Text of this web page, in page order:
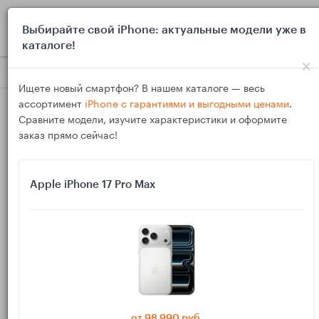
Блог Обзоры MacBook Air на M4 против MacBook Air на
25
MacBook Air на M4 против MacBook Air на Intel
Выбирайте свой iPhone: актуальные модели уже в
каталоге!
×
Ищете новый смартфон? В нашем каталоге — весь
ассортимент iPhone с гарантиями и выгодными ценами.
Сравните модели, изучите характеристики и оформите
заказ прямо сейчас!
Apple iPhone 17 Pro Max